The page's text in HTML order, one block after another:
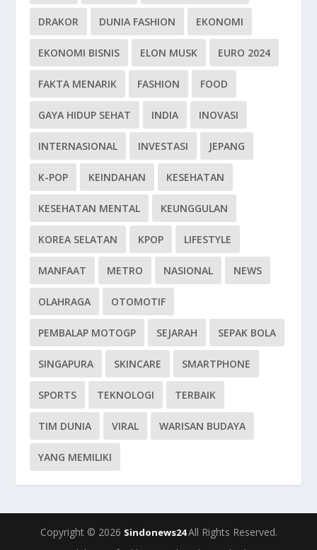
DRAKOR DUNIA FASHION EKONOMI
EKONOMI BISNIS ELON MUSK EURO 2024
FAKTA MENARIK FASHION FOOD
GAYA HIDUP SEHAT INDIA INOVASI
INTERNASIONAL INVESTASI JEPANG
K-POP KEINDAHAN KESEHATAN
KESEHATAN MENTAL KEUNGGULAN
KOREA SELATAN KPOP LIFESTYLE
MANFAAT METRO NASIONAL NEWS
OLAHRAGA OTOMOTIF
PEMBALAP MOTOGP SEJARAH SEPAK BOLA
SINGAPURA SKINCARE SMARTPHONE
SPORTS TEKNOLOGI TERBAIK
TIM DUNIA VIRAL WARISAN BUDAYA
YANG MEMILIKI
Copyright © 2026 Sindonews24All Rights Reserved.